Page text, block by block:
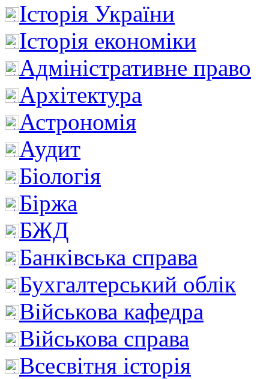
Історія України
Історія економіки
Адміністративне право
Архітектура
Астрономія
Аудит
Біологія
Біржа
БЖД
Банківська справа
Бухгалтерський облік
Військова кафедра
Військова справа
Всесвітня історія